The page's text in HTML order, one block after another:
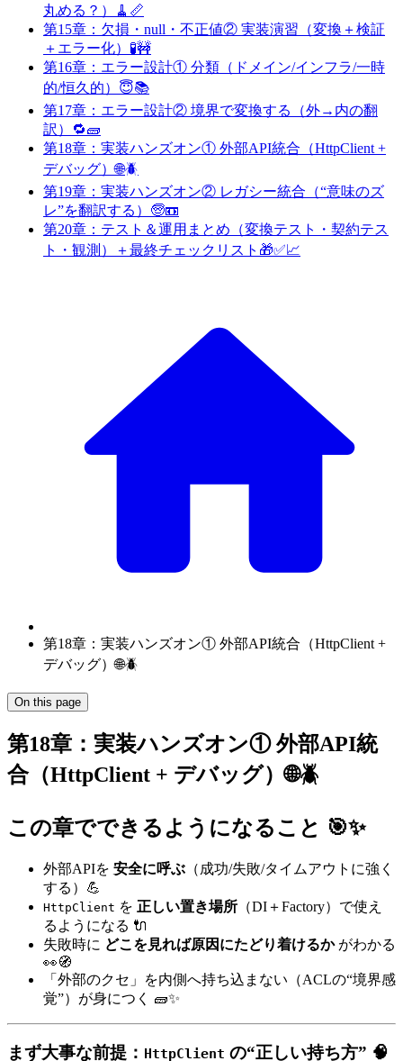
丸める？）🧹📏
第15章：欠損・null・不正値② 実装演習（変換＋検証
＋エラー化）🧪🚧
第16章：エラー設計① 分類（ドメイン/インフラ/一時
的/恒久的）😇📚
第17章：エラー設計② 境界で変換する（外→内の翻
訳）🔁🧱
第18章：実装ハンズオン① 外部API統合（HttpClient +
デバッグ）🌐🪲
第19章：実装ハンズオン② レガシー統合（“意味のズ
レ”を翻訳する）🧓📼
第20章：テスト＆運用まとめ（変換テスト・契約テス
ト・観測）＋最終チェックリスト🎁✅📈
第18章：実装ハンズオン① 外部API統合（HttpClient +
デバッグ）🌐🪲
On this page
第18章：実装ハンズオン① 外部API統
合（HttpClient + デバッグ）🌐🪲
この章でできるようになること 🎯✨
外部APIを 安全に呼ぶ （成功/失敗/タイムアウトに強く
する）💪
HttpClient を 正しい置き場所 （DI＋Factory）で使え
るようになる 🔌
失敗時に どこを見れば原因にたどり着けるかがわかる
👀🧭
「外部のクセ」を内側へ持ち込まない（ACLの“境界感
覚”）が身につく 🧱✨
まず大事な前提： HttpClient の“正しい持ち方” 🧠